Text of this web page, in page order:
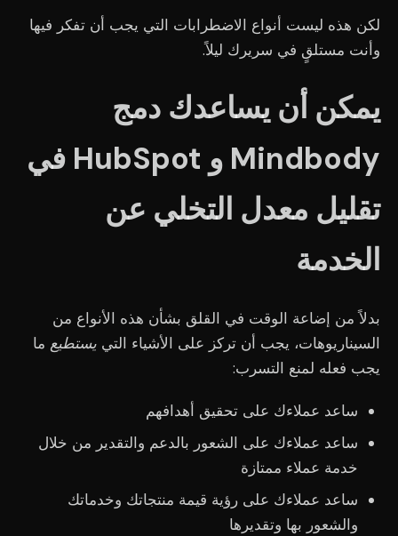
لكن هذه ليست أنواع الاضطرابات التي يجب أن تفكر فيها
وأنت مستلقٍ في سريرك ليلاً.
يمكن أن يساعدك دمج
Mindbody و HubSpot في
تقليل معدل التخلي عن
الخدمة
بدلاً من إضاعة الوقت في القلق بشأن هذه الأنواع من
السيناريوهات، يجب أن تركز على الأشياء التي يستطيع ما
يجب فعله لمنع التسرب:
ساعد عملاءك على تحقيق أهدافهم
ساعد عملاءك على الشعور بالدعم والتقدير من خلال
خدمة عملاء ممتازة
ساعد عملاءك على رؤية قيمة منتجاتك وخدماتك
والشعور بها وتقديرها